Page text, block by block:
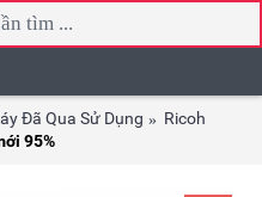
Đã Qua Sử Dụng
Ricoh
95%